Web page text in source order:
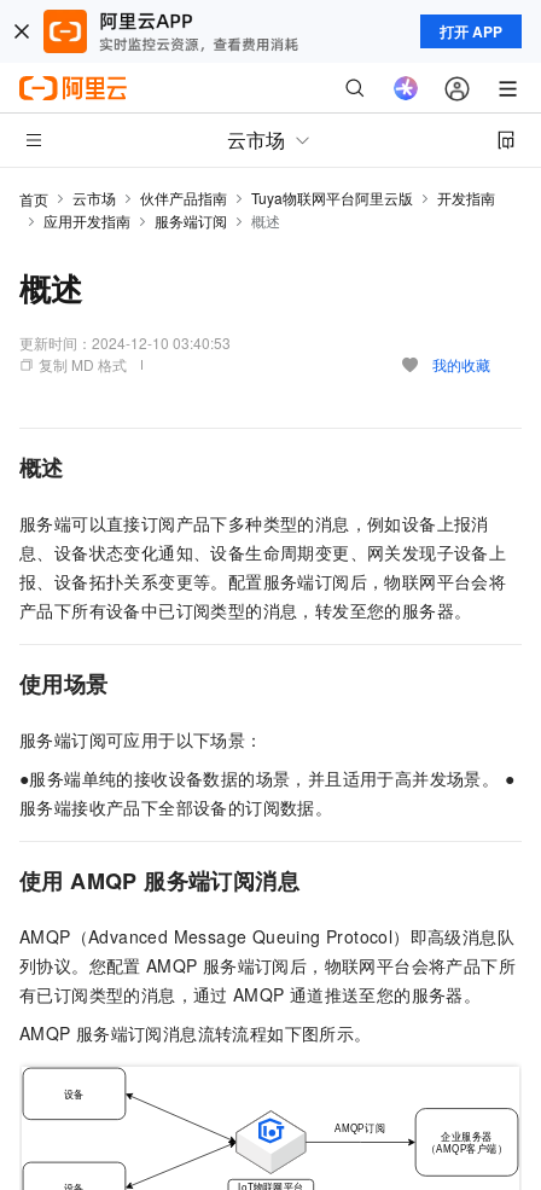
打开 APP
云市场
首页 云市场 伙伴产品指南 Tuya物联网平台阿里云版
开发指南
应用开发指南
服务端订阅 概述
概述
更新时间： 2024-12-10 03:40:53
复制 MD 格式
我的收藏
概述
服务端可以直接订阅产品下多种类型的消息，例如设备上报消
息、设备状态变化通知、设备生命周期变更、网关发现子设备上
报、设备拓扑关系变更等。配置服务端订阅后，物联网平台会将
产品下所有设备中已订阅类型的消息，转发至您的服务器。
使用场景
服务端订阅可应用于以下场景：
●服务端单纯的接收设备数据的场景，并且适用于高并发场景。 ●
服务端接收产品下全部设备的订阅数据。
使用 AMQP 服务端订阅消息
AMQP（Advanced Message Queuing Protocol）即高级消息队
列协议。您配置 AMQP 服务端订阅后，物联网平台会将产品下所
有已订阅类型的消息，通过 AMQP 通道推送至您的服务器。
AMQP 服务端订阅消息流转流程如下图所示。